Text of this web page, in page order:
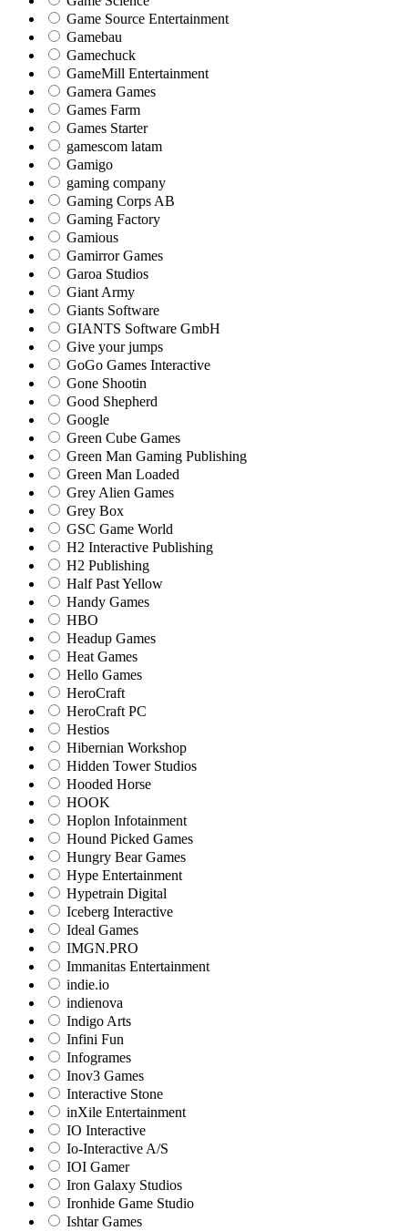
Game Source Entertainment
Gamebau
Gamechuck
GameMill Entertainment
Gamera Games
Games Farm
Games Starter
gamescom latam
Gamigo
gaming company
Gaming Corps AB
Gaming Factory
Gamious
Gamirror Games
Garoa Studios
Giant Army
Giants Software
GIANTS Software GmbH
Give your jumps
GoGo Games Interactive
Gone Shootin
Good Shepherd
Google
Green Cube Games
Green Man Gaming Publishing
Green Man Loaded
Grey Alien Games
Grey Box
GSC Game World
H2 Interactive Publishing
H2 Publishing
Half Past Yellow
Handy Games
HBO
Headup Games
Heat Games
Hello Games
HeroCraft
HeroCraft PC
Hestios
Hibernian Workshop
Hidden Tower Studios
Hooded Horse
HOOK
Hoplon Infotainment
Hound Picked Games
Hungry Bear Games
Hype Entertainment
Hypetrain Digital
Iceberg Interactive
Ideal Games
IMGN.PRO
Immanitas Entertainment
indie.io
indienova
Indigo Arts
Infini Fun
Infogrames
Inov3 Games
Interactive Stone
inXile Entertainment
IO Interactive
Io-Interactive A/S
IOI Gamer
Iron Galaxy Studios
Ironhide Game Studio
Ishtar Games